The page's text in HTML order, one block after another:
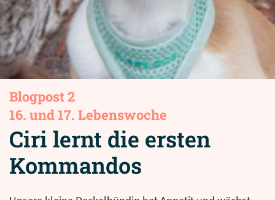
Blogpost 2
16. und 17. Lebenswoche
Ciri lernt die ersten
Kommandos